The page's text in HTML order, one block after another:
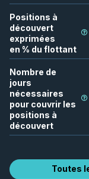
Positions à
découvert
exprimées
en % du flottant
Nombre de
jours
nécessaires
pour couvrir les
positions à
découvert
Toutes